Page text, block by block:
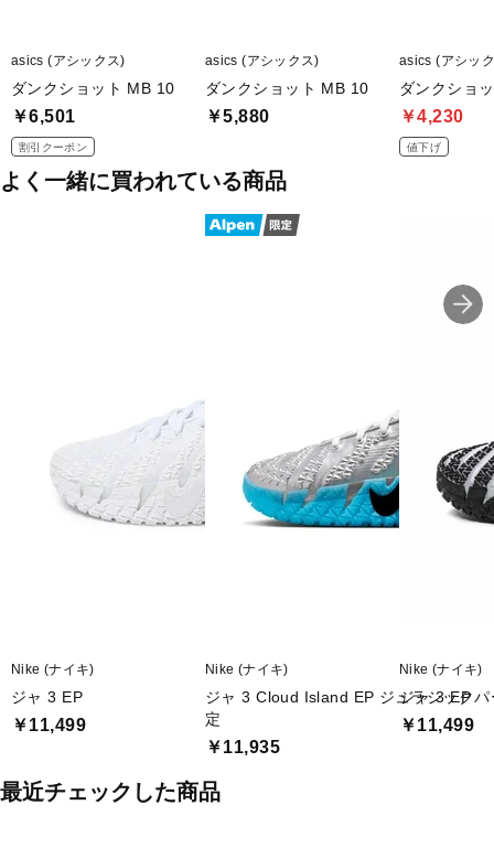
asics (アシックス)
ダンクショット MB 10
￥6,501
割引クーポン
asics (アシックス)
ダンクショット MB 10
￥5,880
asics (アシッ
ダンクショ
￥4,230
値下げ
よく一緒に買われている商品
Nike (ナイキ)
ジャ 3 EP
￥11,499
Nike (ナイキ)
ジャ 3 Cloud Island EP ジュラシック
定
￥11,935
Nike (ナイキ)
ジャ 3 EP
￥11,499
最近チェックした商品